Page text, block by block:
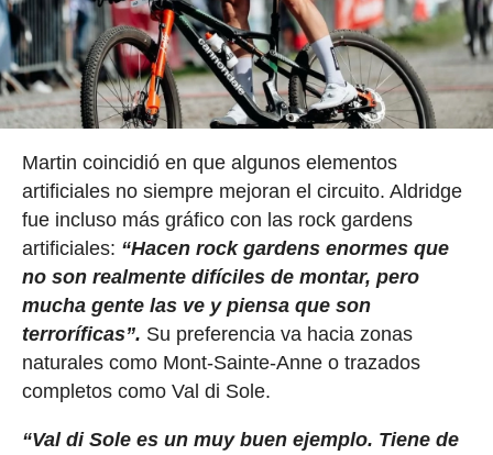
Martin coincidió en que algunos elementos
artificiales no siempre mejoran el circuito. Aldridge
fue incluso más gráfico con las rock gardens
artificiales: “Hacen rock gardens enormes que
no son realmente difíciles de montar, pero
mucha gente las ve y piensa que son
terroríficas”. Su preferencia va hacia zonas
naturales como Mont-Sainte-Anne o trazados
completos como Val di Sole.
“Val di Sole es un muy buen ejemplo. Tiene de